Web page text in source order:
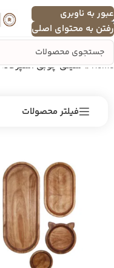
عبور به ناوبری
رفتن به محتوای اصلی
منو
Home
»سینی چوبی آشپزخانه
فیلتر محصولات